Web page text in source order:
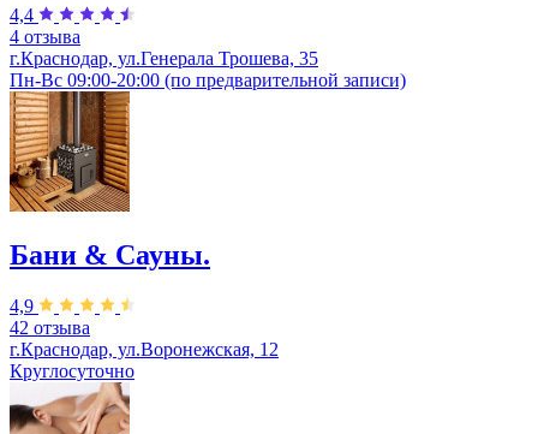
4,4
4 отзыва
г.Краснодар, ул.Генерала Трошева, 35
Пн-Вс 09:00-20:00 (по предварительной записи)
Бани & Сауны.
4,9
42 отзыва
г.Краснодар, ул.Воронежская, 12
Круглосуточно